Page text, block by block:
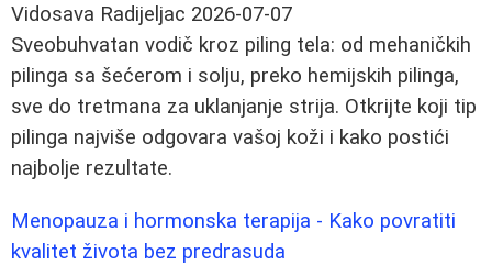
Vidosava Radijeljac 2026-07-07
Sveobuhvatan vodič kroz piling tela: od mehaničkih
pilinga sa šećerom i solju, preko hemijskih pilinga,
sve do tretmana za uklanjanje strija. Otkrijte koji tip
pilinga najviše odgovara vašoj koži i kako postići
najbolje rezultate.
Menopauza i hormonska terapija - Kako povratiti
kvalitet života bez predrasuda